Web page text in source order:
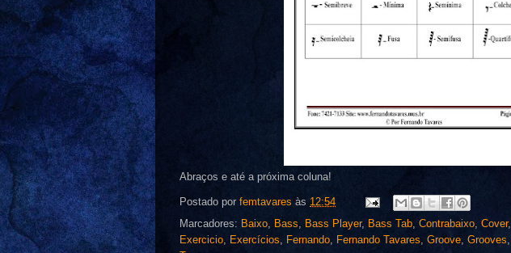
Abraços e até a próxima coluna!
Postado por femtavares às 12:54
Marcadores: Baixo, Bass, Bass Player, Bass Tab, Contrabaixo, Cover,
Exercicio, Exercícios, Fernando, Fernando Tavares, Groove, Grooves,